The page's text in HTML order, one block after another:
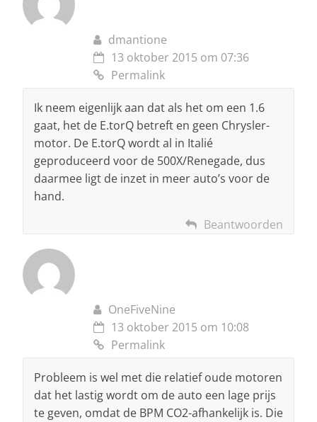
dmantione
13 oktober 2015 om 07:36
Permalink
Ik neem eigenlijk aan dat als het om een 1.6
gaat, het de E.torQ betreft en geen Chrysler-
motor. De E.torQ wordt al in Italié
geproduceerd voor de 500X/Renegade, dus
daarmee ligt de inzet in meer auto’s voor de
hand.
Beantwoorden
OneFiveNine
13 oktober 2015 om 10:08
Permalink
Probleem is wel met die relatief oude motoren
dat het lastig wordt om de auto een lage prijs
te geven, omdat de BPM CO2-afhankelijk is. Die